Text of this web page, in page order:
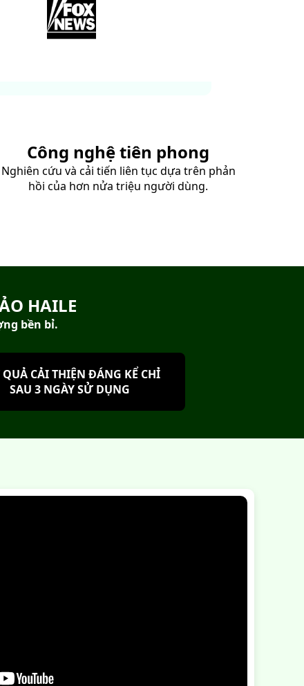
Công nghệ tiên phong
Nghiên cứu và cải tiến liên tục dựa trên phản
hồi của hơn nửa triệu người dùng.
HAILE
bền bỉ.
QUẢ CẢI THIỆN ĐÁNG KỂ CHỈ
SAU 3 NGÀY SỬ DỤNG